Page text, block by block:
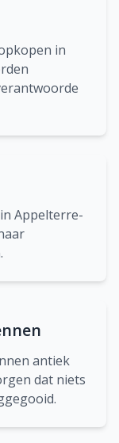
in
Appelterre-
antiek
dat niets